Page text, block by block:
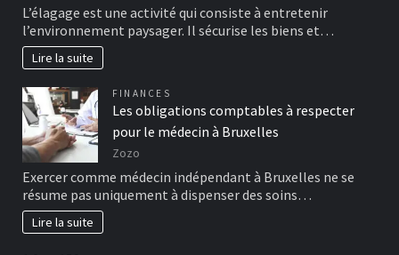
L’élagage est une activité qui consiste à entretenir
l’environnement paysager. Il sécurise les biens et…
Lire la suite
FINANCES
Les obligations comptables à respecter
pour le médecin à Bruxelles
Zozo
Exercer comme médecin indépendant à Bruxelles ne se
résume pas uniquement à dispenser des soins…
Lire la suite